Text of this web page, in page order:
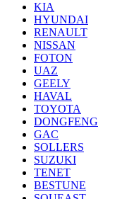
KIA
HYUNDAI
RENAULT
NISSAN
FOTON
UAZ
GEELY
HAVAL
TOYOTA
DONGFENG
GAC
SOLLERS
SUZUKI
TENET
BESTUNE